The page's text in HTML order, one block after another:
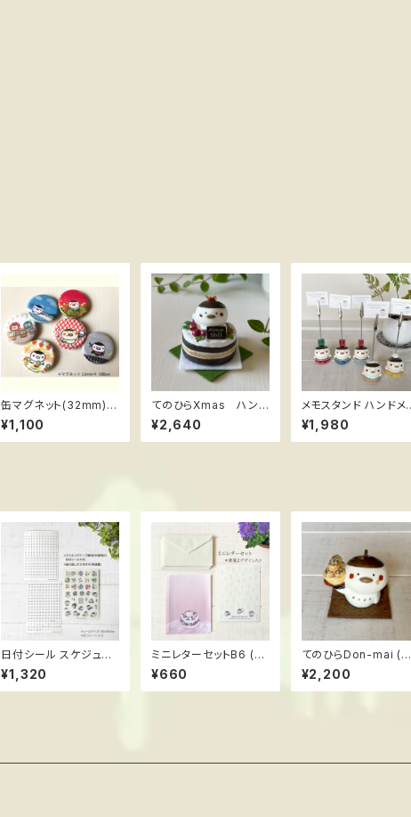
缶マグネット(32mm) 6
個set ススメ隊長
¥1,100
てのひらXmas ハンド
メイドフィギュア ススメ
隊長
¥2,640
メモスタンド ハンドメイ
ドフィギュア ススメ隊長
¥1,980
日付シール スケジュー
ル手帳用 Botanical編
ススメ隊長
¥1,320
ミニレターセットB6 (定
形郵便最小サイズ) スス
メ隊長
¥660
てのひらDon-mai (ど
んまい) ＊たこ焼き ハ
ンドメイドフィギュア ス
スメ隊長
¥2,200